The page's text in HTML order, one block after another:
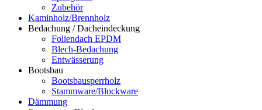
Zubehör
Kaminholz/Brennholz
Bedachung / Dacheindeckung
Foliendach EPDM
Blech-Bedachung
Entwässerung
Bootsbau
Bootsbausperrholz
Stammware/Blockware
Dämmung